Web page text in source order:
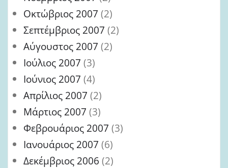
Οκτώβριος 2007 (2)
Σεπτέμβριος 2007 (2)
Αύγουστος 2007 (2)
Ιούλιος 2007 (3)
Ιούνιος 2007 (4)
Απρίλιος 2007 (2)
Μάρτιος 2007 (3)
Φεβρουάριος 2007 (3)
Ιανουάριος 2007 (6)
Δεκέμβριος 2006 (2)